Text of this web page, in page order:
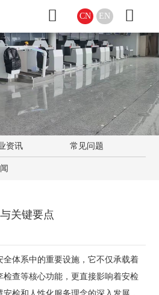
CN EN
资讯 常见问题
关键要点
体系中的重要设施，它不仅承载着
查等核心功能，更直接影响着安检
检和人性化服务理念的深入发展，